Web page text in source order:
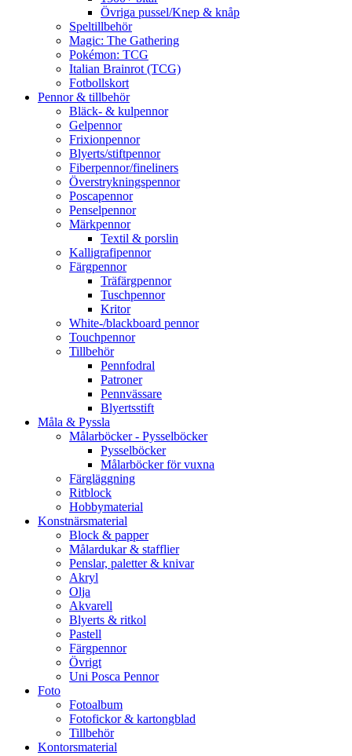
Övriga pussel/Knep & knåp
Speltillbehör
Magic: The Gathering
Pokémon: TCG
Italian Brainrot (TCG)
Fotbollskort
Pennor & tillbehör
Bläck- & kulpennor
Gelpennor
Frixionpennor
Blyerts/stiftpennor
Fiberpennor/fineliners
Överstrykningspennor
Poscapennor
Penselpennor
Märkpennor
Textil & porslin
Kalligrafipennor
Färgpennor
Träfärgpennor
Tuschpennor
Kritor
White-/blackboard pennor
Touchpennor
Tillbehör
Pennfodral
Patroner
Pennvässare
Blyertsstift
Måla & Pyssla
Målarböcker - Pysselböcker
Pysselböcker
Målarböcker för vuxna
Färgläggning
Ritblock
Hobbymaterial
Konstnärsmaterial
Block & papper
Målardukar & stafflier
Penslar, paletter & knivar
Akryl
Olja
Akvarell
Blyerts & ritkol
Pastell
Färgpennor
Övrigt
Uni Posca Pennor
Foto
Fotoalbum
Fotofickor & kartongblad
Tillbehör
Kontorsmaterial